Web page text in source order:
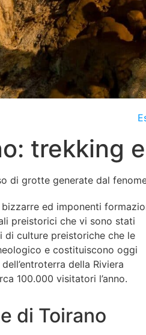
trekking
di grotte generate dal
ed imponenti
preistorici che vi sono stati
di culture preistoriche che le
e costituiscono oggi
della Riviera
100.000 visitatori l’anno.
di Toirano